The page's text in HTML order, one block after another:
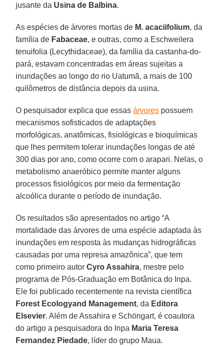
jusante da Usina de Balbina.
As espécies de árvores mortas de M. acaciifolium, da
família de Fabaceae, e outras, como a Eschweilera
tenuifolia (Lecythidaceae), da família da castanha-do-
pará, estavam concentradas em áreas sujeitas a
inundações ao longo do rio Uatumã, a mais de 100
quilômetros de distância depois da usina.
O pesquisador explica que essasárvores possuem
mecanismos sofisticados de adaptações
morfológicas, anatômicas, fisiológicas e bioquímicas
que lhes permitem tolerar inundações longas de até
300 dias por ano, como ocorre com o arapari. Nelas, o
metabolismo anaeróbico permite manter alguns
processos fisiológicos por meio da fermentação
alcoólica durante o período de inundação.
Os resultados são apresentados no artigo “A
mortalidade das árvores de uma espécie adaptada às
inundações em resposta às mudanças hidrográficas
causadas por uma represa amazônica”, que tem
como primeiro autorCyro Assahira, mestre pelo
programa de Pós-Graduação em Botânica do Inpa.
Ele foi publicado recentemente na revista científica
Forest Ecologyand Management, da Editora
Elsevier. Além de Assahira e Schöngart, é coautora
do artigo a pesquisadora do Inpa Maria Teresa
Fernandez Piedade, líder do grupo Maua.